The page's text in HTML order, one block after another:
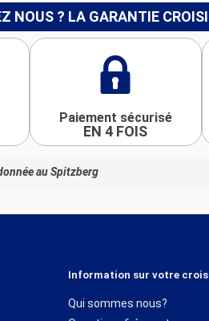
NOUS ? LA GARANTIE
Paiement sécurisé
EN 4 FOIS
au Spitzberg
Information sur votre
Qui sommes nous?